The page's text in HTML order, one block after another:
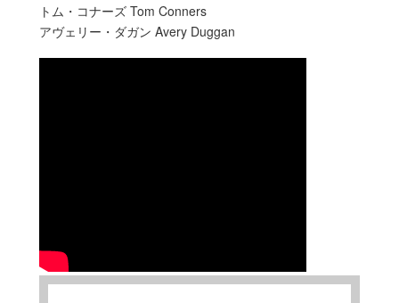
トム・コナーズ Tom Conners
アヴェリー・ダガン Avery Duggan